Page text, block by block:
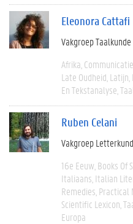
Eleonora Cattafi
Vakgroep Taalkunde
Afrika Communicatie
Late Oudheid Latijn
En Tekstanalyse
Ruben Celani
Vakgroep
16e Eeuw Books Of
Italiaans Italian
Remedies Practical
Scientific Lexicon
Europa